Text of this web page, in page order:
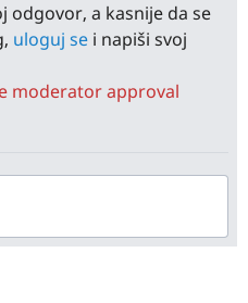
odgovor, a kasnije da se
uloguj se i napiši svoj
moderator approval